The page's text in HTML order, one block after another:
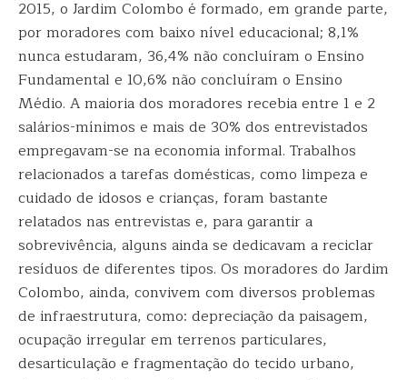
2015, o Jardim Colombo é formado, em grande parte,
por moradores com baixo nível educacional; 8,1%
nunca estudaram, 36,4% não concluíram o Ensino
Fundamental e 10,6% não concluíram o Ensino
Médio. A maioria dos moradores recebia entre 1 e 2
salários-mínimos e mais de 30% dos entrevistados
empregavam-se na economia informal. Trabalhos
relacionados a tarefas domésticas, como limpeza e
cuidado de idosos e crianças, foram bastante
relatados nas entrevistas e, para garantir a
sobrevivência, alguns ainda se dedicavam a reciclar
resíduos de diferentes tipos. Os moradores do Jardim
Colombo, ainda, convivem com diversos problemas
de infraestrutura, como: depreciação da paisagem,
ocupação irregular em terrenos particulares,
desarticulação e fragmentação do tecido urbano,